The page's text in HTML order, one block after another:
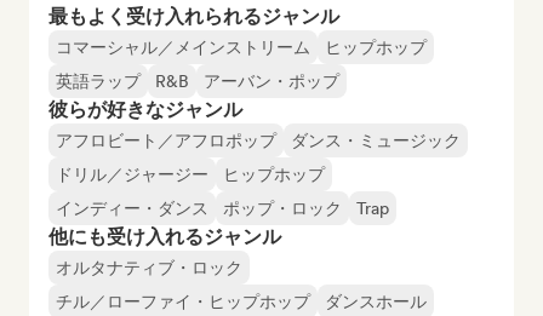
最もよく受け入れられるジャンル
コマーシャル／メインストリーム
ヒップホップ
英語ラップ
R&B アーバン・ポップ
彼らが好きなジャンル
アフロビート／アフロポップ
ダンス・ミュージック
ドリル／ジャージー
ヒップホップ
インディー・ダンス
ポップ・ロック Trap
他にも受け入れるジャンル
オルタナティブ・ロック
チル／ローファイ・ヒップホップ
ダンスホール